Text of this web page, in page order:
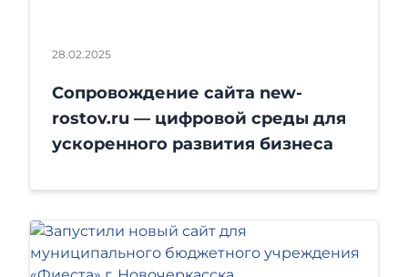
28.02.2025
Сопровождение сайта new-
rostov.ru — цифровой среды для
ускоренного развития бизнеса